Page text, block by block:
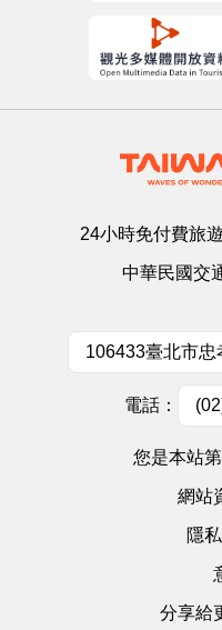
24小時免付費旅
中華民國交
106433臺北市
電話：
您是本站第
網站
隱
分享給